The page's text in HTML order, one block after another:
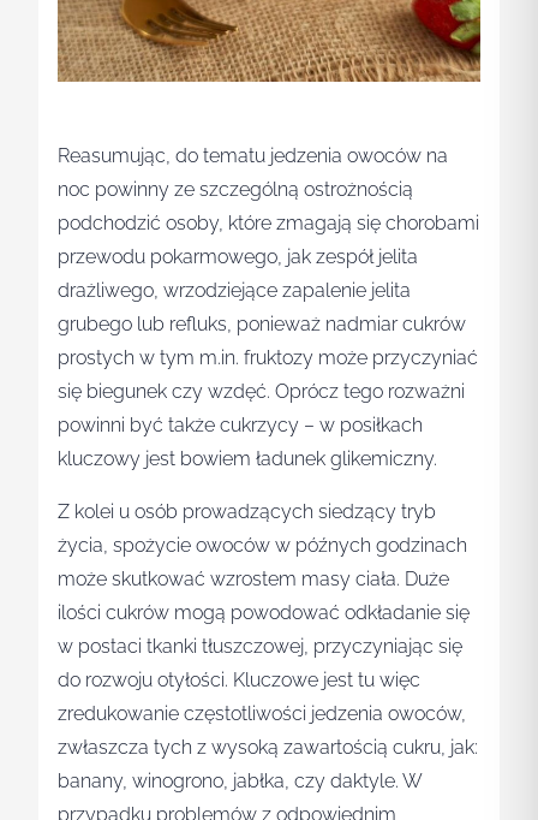
Reasumując, do tematu jedzenia owoców na
noc powinny ze szczególną ostrożnością
podchodzić osoby, które zmagają się chorobami
przewodu pokarmowego, jak zespół jelita
drażliwego, wrzodziejące zapalenie jelita
grubego lub refluks, ponieważ nadmiar cukrów
prostych w tym m.in. fruktozy może przyczyniać
się biegunek czy wzdęć. Oprócz tego rozważni
powinni być także cukrzycy – w posiłkach
kluczowy jest bowiem ładunek glikemiczny.
Z kolei u osób prowadzących siedzący tryb
życia, spożycie owoców w późnych godzinach
może skutkować wzrostem masy ciała. Duże
ilości cukrów mogą powodować odkładanie się
w postaci tkanki tłuszczowej, przyczyniając się
do rozwoju otyłości. Kluczowe jest tu więc
zredukowanie częstotliwości jedzenia owoców,
zwłaszcza tych z wysoką zawartością cukru, jak:
banany, winogrono, jabłka, czy daktyle. W
przypadku problemów z odpowiednim